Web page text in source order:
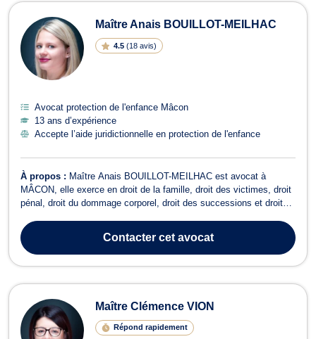
Avocats en protection de l'enfance à
Maître Anais BOUILLOT-MEILHAC
4.5 (18 avis)
Avocat protection de l'enfance Mâcon
13 ans d’expérience
Accepte l’aide juridictionnelle en protection de l'enfance
À propos : Maître Anais BOUILLOT-MEILHAC est avocat à
MÂCON, elle exerce en droit de la famille, droit des victimes, droit
pénal, droit du dommage corporel, droit des successions et droit
famille pour des affaires familiales telles que le divorce, la
séparation suite à un ...Contactercet avocat
Maître Clémence VION
Répond rapidement